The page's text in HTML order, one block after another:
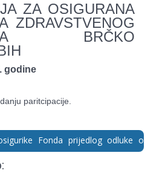
ZA OSIGURANA
ZDRAVSTVENOG
BRČKO
godine
paritcipacije.
Fonda prijedlog odluke o